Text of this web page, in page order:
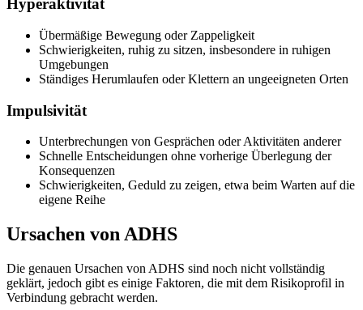
Hyperaktivität
Übermäßige Bewegung oder Zappeligkeit
Schwierigkeiten, ruhig zu sitzen, insbesondere in ruhigen
Umgebungen
Ständiges Herumlaufen oder Klettern an ungeeigneten Orten
Impulsivität
Unterbrechungen von Gesprächen oder Aktivitäten anderer
Schnelle Entscheidungen ohne vorherige Überlegung der
Konsequenzen
Schwierigkeiten, Geduld zu zeigen, etwa beim Warten auf die
eigene Reihe
Ursachen von ADHS
Die genauen Ursachen von ADHS sind noch nicht vollständig
geklärt, jedoch gibt es einige Faktoren, die mit dem Risikoprofil in
Verbindung gebracht werden.